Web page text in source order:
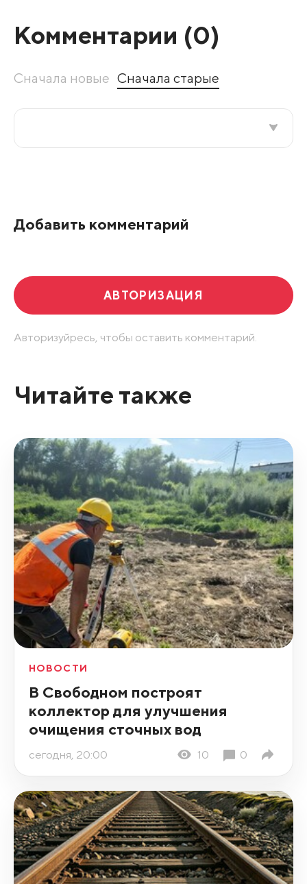
Комментарии (0)
Сначала новые Сначала старые
Добавить комментарий
АВТОРИЗАЦИЯ
Авторизуйресь, чтобы оставить комментарий.
Читайте также
НОВОСТИ
В Свободном построят
коллектор для улучшения
очищения сточных вод
сегодня, 20:00 10 0